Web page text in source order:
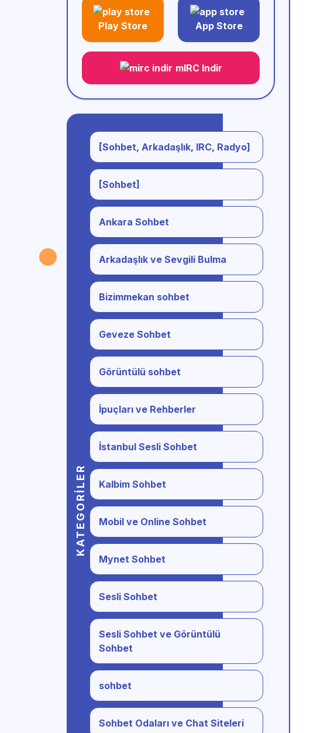
Play Store App Store
mIRC Indir
KATEGORILER
[Sohbet, Arkadaşlık, IRC, Radyo]
[Sohbet]
Ankara Sohbet
Arkadaşlık ve Sevgili Bulma
Bizimmekan sohbet
Geveze Sohbet
Görüntülü sohbet
İpuçları ve Rehberler
İstanbul Sesli Sohbet
Kalbim Sohbet
Mobil ve Online Sohbet
Mynet Sohbet
Sesli Sohbet
Sesli Sohbet ve Görüntülü
Sohbet
sohbet
Sohbet Odaları ve Chat Siteleri